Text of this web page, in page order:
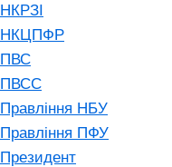
НКРЗІ
НКЦПФР
ПВС
ПВСС
Правління НБУ
Правління ПФУ
Президент